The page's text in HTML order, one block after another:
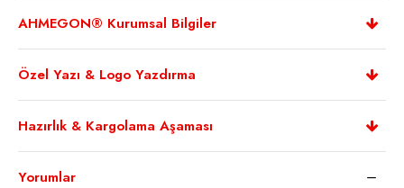
AHMEGON® Kurumsal Bilgiler
Özel Yazı & Logo Yazdırma
Hazırlık & Kargolama Aşaması
Yorumlar